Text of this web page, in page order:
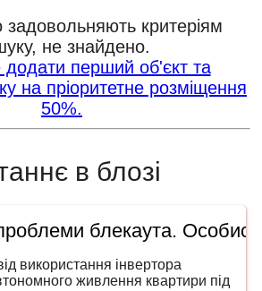
задовольняють критеріям
не знайдено.
перший об'єкт та
на пріоритетне розміщення
50%.
в блозі
блекаута.
використання інвертора
живлення квартири під